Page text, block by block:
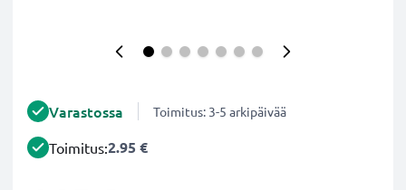
Varastossa Toimitus: 3-5 arkipäivää
Toimitus:2.95 €